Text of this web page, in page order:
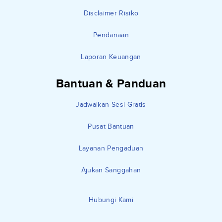
Disclaimer Risiko
Pendanaan
Laporan Keuangan
Bantuan & Panduan
Jadwalkan Sesi Gratis
Pusat Bantuan
Layanan Pengaduan
Ajukan Sanggahan
Hubungi Kami